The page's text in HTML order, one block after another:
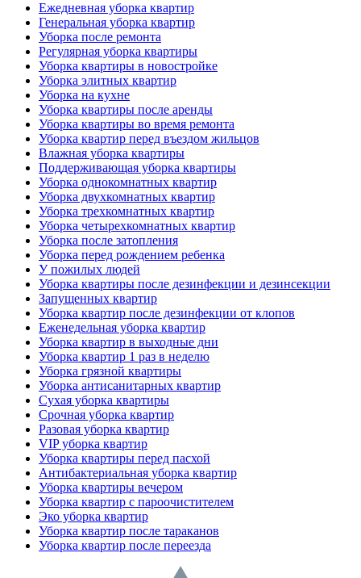
Ежедневная уборка квартир
Генеральная уборка квартир
Уборка после ремонта
Регулярная уборка квартиры
Уборка квартиры в новостройке
Уборка элитных квартир
Уборка на кухне
Уборка квартиры после аренды
Уборка квартиры во время ремонта
Уборка квартир перед въездом жильцов
Влажная уборка квартиры
Поддерживающая уборка квартиры
Уборка однокомнатных квартир
Уборка двухкомнатных квартир
Уборка трехкомнатных квартир
Уборка четырехкомнатных квартир
Уборка после затопления
Уборка перед рождением ребенка
У пожилых людей
Уборка квартиры после дезинфекции и дезинсекции
Запущенных квартир
Уборка квартир после дезинфекции от клопов
Еженедельная уборка квартир
Уборка квартир в выходные дни
Уборка квартир 1 раз в неделю
Уборка грязной квартиры
Уборка антисанитарных квартир
Сухая уборка квартиры
Срочная уборка квартир
Разовая уборка квартир
VIP уборка квартир
Уборка квартиры перед пасхой
Антибактериальная уборка квартир
Уборка квартиры вечером
Уборка квартир с пароочистителем
Эко уборка квартир
Уборка квартир после тараканов
Уборка квартир после переезда